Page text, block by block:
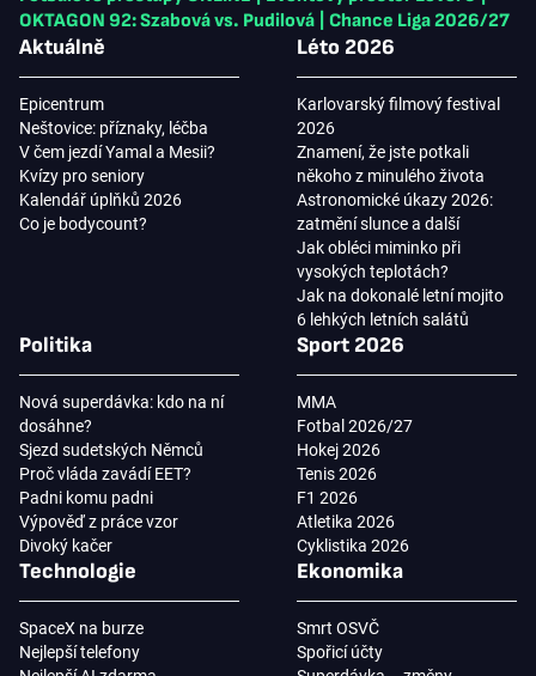
OKTAGON 92: Szabová vs. Pudilová
Chance Liga 2026/27
Aktuálně
Epicentrum
Neštovice: příznaky, léčba
V čem jezdí Yamal a Mesii?
Kvízy pro seniory
Kalendář úplňků 2026
Co je bodycount?
Léto 2026
Karlovarský filmový festival
2026
Znamení, že jste potkali
někoho z minulého života
Astronomické úkazy 2026:
zatmění slunce a další
Jak obléci miminko při
vysokých teplotách?
Jak na dokonalé letní mojito
6 lehkých letních salátů
Politika
Nová superdávka: kdo na ní
dosáhne?
Sjezd sudetských Němců
Proč vláda zavádí EET?
Padni komu padni
Výpověď z práce vzor
Divoký kačer
Sport 2026
MMA
Fotbal 2026/27
Hokej 2026
Tenis 2026
F1 2026
Atletika 2026
Cyklistika 2026
Technologie
SpaceX na burze
Nejlepší telefony
Ekonomika
Smrt OSVČ
Spořicí účty